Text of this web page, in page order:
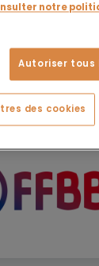
avec
classique
notre
Autoriser tous
des cookies